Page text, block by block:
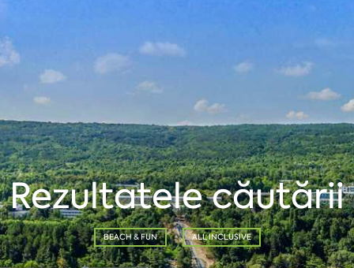
Rezultatele căutării
BEACH & FUN ALL INCLUSIVE